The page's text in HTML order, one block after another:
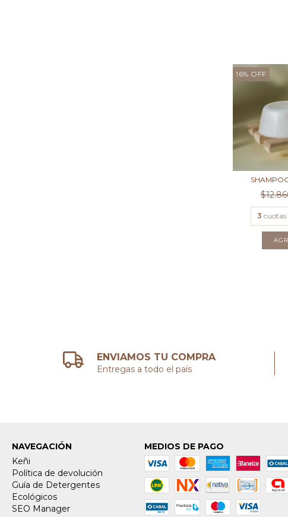
16% OFF
3 cuotas
ENVIAMOS TU COMPRA
Entregas a todo el país
NAVEGACIÓN
Keñi
Política de devolución
Guía de Detergentes
Ecológicos
SEO Manager
MEDIOS DE PAGO